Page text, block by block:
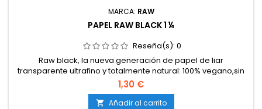
MARCA: RAW
PAPEL RAW BLACK 1 ¼
Reseña(s): 0
Raw black, la nueva generación de papel de liar
transparente ultrafino y totalmente natural: 100% vegano,sin
aditivos ni blanqueantes. Hecho en nuestra fábrica de Alcoy,
en España.
1,30 €
 Añadir al carrito